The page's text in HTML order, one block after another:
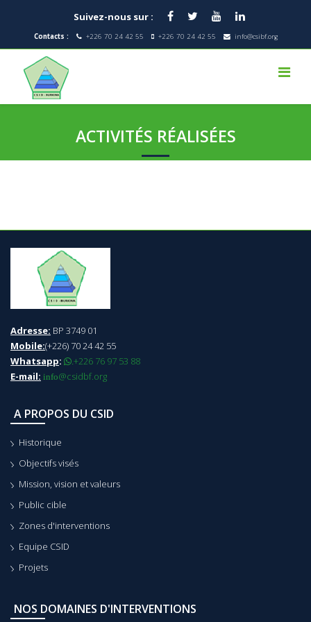
Suivez-nous sur :
Contacts : +226 70 24 42 55 +226 70 24 42 55 info@csibf.org
ACTIVITÉS RÉALISÉES
Adresse: BP 3749 01
Mobile:(+226) 70 24 42 55
Whatsapp:
+226 76 97 53 88
E-mail: info@csidbf.org
A PROPOS DU CSID
Historique
Objectifs visés
Mission, vision et valeurs
Public cible
Zones d'interventions
Equipe CSID
Projets
NOS DOMAINES D'INTERVENTIONS